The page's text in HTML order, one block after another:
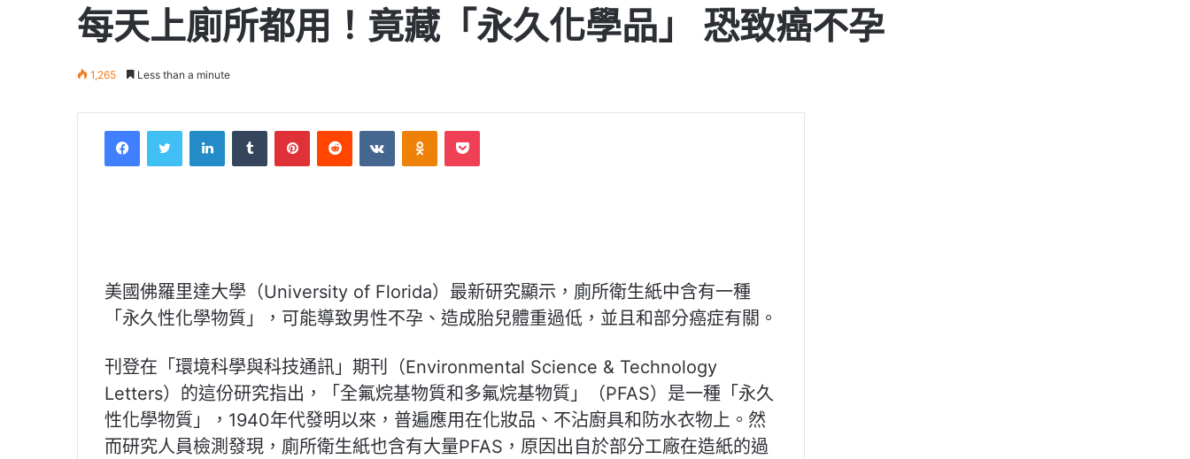
每天上廁所都用！竟藏「永久化學品」 恐致癌不孕
1,265 Less than a minute
美國佛羅里達大學（University of Florida）最新研究顯示，廁所衛生紙中含有一種
「永久性化學物質」，可能導致男性不孕、造成胎兒體重過低，並且和部分癌症有關。
刊登在「環境科學與科技通訊」期刊（Environmental Science & Technology
Letters）的這份研究指出，「全氟烷基物質和多氟烷基物質」（PFAS）是一種「永久
性化學物質」，1940年代發明以來，普遍應用在化妝品、不沾廚具和防水衣物上。然
而研究人員檢測發現，廁所衛生紙也含有大量PFAS，原因出自於部分工廠在造紙的過